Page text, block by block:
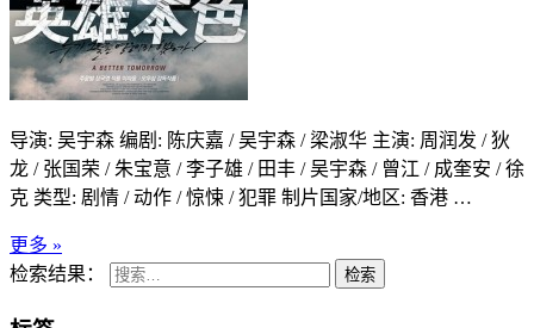
导演: 吴宇森 编剧: 陈庆嘉 / 吴宇森 / 梁淑华 主演: 周润发 / 狄
龙 / 张国荣 / 朱宝意 / 李子雄 / 田丰 / 吴宇森 / 曾江 / 成奎安 / 徐
克 类型: 剧情 / 动作 / 惊悚 / 犯罪 制片国家/地区: 香港 …
更多 »
检索结果：
检索